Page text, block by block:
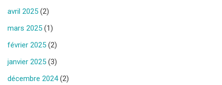
avril 2025 (2)
mars 2025 (1)
février 2025 (2)
janvier 2025 (3)
décembre 2024(2)